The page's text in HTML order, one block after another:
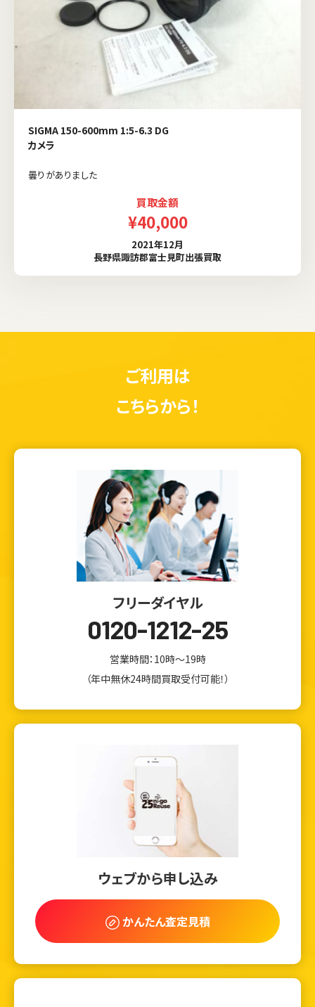
SIGMA 150-600mm 1:5-6.3 DG
カメラ
曇りがありました
買取金額
¥40,000
2021年12月
長野県諏訪郡富士見町出張買取
ご利用は
こちらから！
フリーダイヤル
0120-1212-25
営業時間：10時～19時
（年中無休24時間買取受付可能！）
ウェブから申し込み
かんたん査定見積